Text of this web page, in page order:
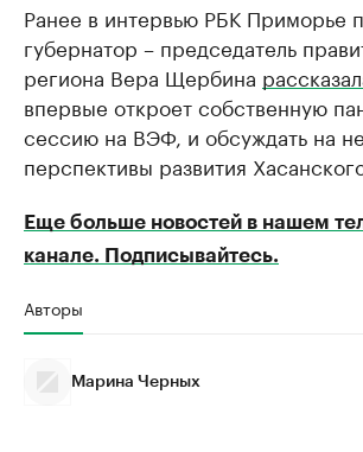
Ранее в интервью РБК Приморье
губернатор – председатель
региона Вера Щербина
впервые откроет собственную
сессию на ВЭФ, и обсуждать на
перспективы развития
Еще больше новостей в нашем
канале. Подписывайтесь.
Авторы
Марина Черных